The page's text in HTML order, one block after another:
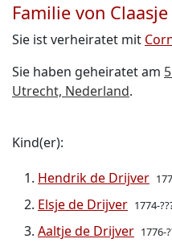
Familie von
Sie ist verheiratet mit
Sie haben geheiratet am
Utrecht, Nederland.
Kind(er):
Hendrik de Drijver
Elsje de Drijver 1774-
Aaltje de Drijver 1776-